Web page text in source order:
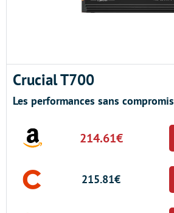
Crucial T700
Les performances sans compromis
214.61€
215.81€